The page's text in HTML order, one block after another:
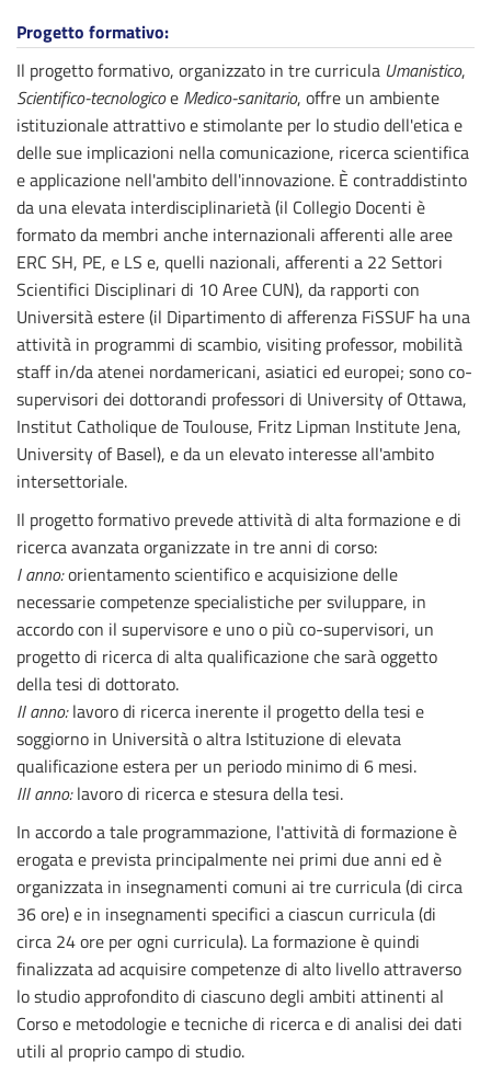
Progetto formativo:
Il progetto formativo, organizzato in tre curricula Umanistico,
Scientifico-tecnologicoe Medico-sanitario, offre un ambiente
istituzionale attrattivo e stimolante per lo studio dell'etica e
delle sue implicazioni nella comunicazione, ricerca scientifica
e applicazione nell'ambito dell'innovazione. È contraddistinto
da una elevata interdisciplinarietà (il Collegio Docenti è
formato da membri anche internazionali afferenti alle aree
ERC SH, PE, e LS e, quelli nazionali, afferenti a 22 Settori
Scientifici Disciplinari di 10 Aree CUN), da rapporti con
Università estere (il Dipartimento di afferenza FiSSUF ha una
attività in programmi di scambio, visiting professor, mobilità
staff in/da atenei nordamericani, asiatici ed europei; sono co-
supervisori dei dottorandi professori di University of Ottawa,
Institut Catholique de Toulouse, Fritz Lipman Institute Jena,
University of Basel), e da un elevato interesse all'ambito
intersettoriale.
Il progetto formativo prevede attività di alta formazione e di
ricerca avanzata organizzate in tre anni di corso:
I anno:orientamento scientifico e acquisizione delle
necessarie competenze specialistiche per sviluppare, in
accordo con il supervisore e uno o più co-supervisori, un
progetto di ricerca di alta qualificazione che sarà oggetto
della tesi di dottorato.
II anno:lavoro di ricerca inerente il progetto della tesi e
soggiorno in Università o altra Istituzione di elevata
qualificazione estera per un periodo minimo di 6 mesi.
III anno:lavoro di ricerca e stesura della tesi.
In accordo a tale programmazione, l'attività di formazione è
erogata e prevista principalmente nei primi due anni ed è
organizzata in insegnamenti comuni ai tre curricula (di circa
36 ore) e in insegnamenti specifici a ciascun curricula (di
circa 24 ore per ogni curricula). La formazione è quindi
finalizzata ad acquisire competenze di alto livello attraverso
lo studio approfondito di ciascuno degli ambiti attinenti al
Corso e metodologie e tecniche di ricerca e di analisi dei dati
utili al proprio campo di studio.